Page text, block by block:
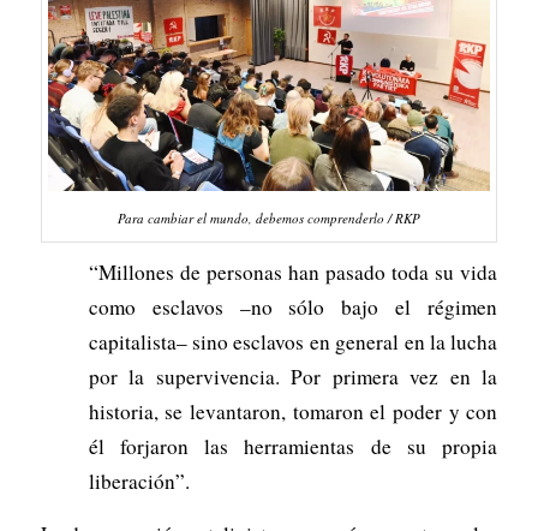
Para cambiar el mundo, debemos comprenderlo / RKP
“Millones de personas han pasado toda su vida
como esclavos –no sólo bajo el régimen
capitalista– sino esclavos en general en la lucha
por la supervivencia. Por primera vez en la
historia, se levantaron, tomaron el poder y con
él forjaron las herramientas de su propia
liberación”.